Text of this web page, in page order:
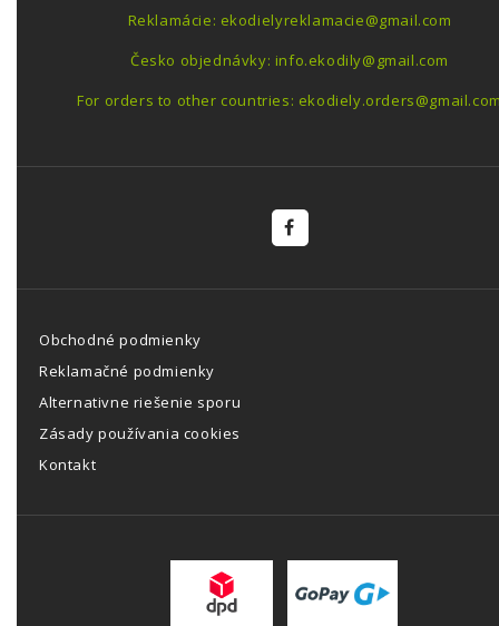
Reklamácie: ekodielyreklamacie@gmail.com
Česko objednávky: info.ekodily@gmail.com
For orders to other countries:
Obchodné podmienky
Reklamačné podmienky
Alternativne riešenie sporu
Zásady používania cookies
Kontakt